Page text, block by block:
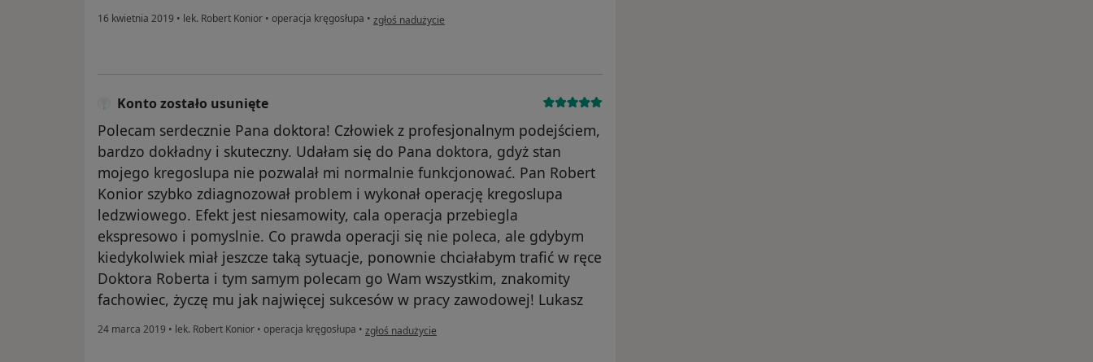
16 kwietnia 2019 • lek. Robert Konior • operacja kręgosłupa • w opinii użytkownika Konto zostało usunięte
zgłoś nadużycie
Konto zostało usunięte
Polecam serdecznie Pana doktora! Człowiek z profesjonalnym podejściem,
bardzo dokładny i skuteczny. Udałam się do Pana doktora, gdyż stan
mojego kregoslupa nie pozwalał mi normalnie funkcjonować. Pan Robert
Konior szybko zdiagnozował problem i wykonał operację kregoslupa
ledzwiowego. Efekt jest niesamowity, cala operacja przebiegla
ekspresowo i pomyslnie. Co prawda operacji się nie poleca, ale gdybym
kiedykolwiek miał jeszcze taką sytuacje, ponownie chciałabym trafić w ręce
Doktora Roberta i tym samym polecam go Wam wszystkim, znakomity
fachowiec, życzę mu jak najwięcej sukcesów w pracy zawodowej! Lukasz
24 marca 2019 • lek. Robert Konior • operacja kręgosłupa • w opinii użytkownika Konto zostało usunięte
zgłoś nadużycie